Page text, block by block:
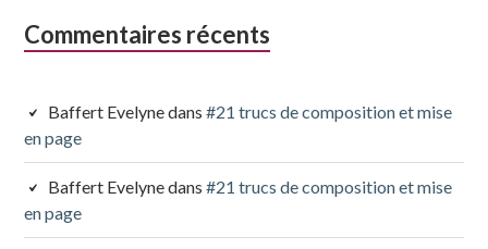
Commentaires récents
Baffert Evelynedans#21 trucs de composition et mise
en page
Baffert Evelynedans#21 trucs de composition et mise
en page